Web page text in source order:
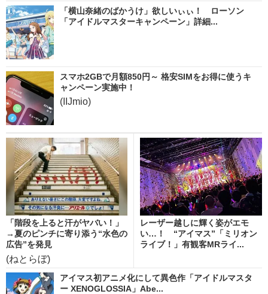
「横山奈緒のばかうけ」欲しいぃぃ！ ローソン
「アイドルマスターキャンペーン」詳細...
スマホ2GBで月額850円～ 格安SIMをお得に使うキ
ャンペーン実施中！
(IIJmio)
「階段を上ると汗がヤバい！」
→夏のピンチに寄り添う“水色の
広告”を発見
(ねとらぼ)
レーザー越しに輝く姿がエモ
い…！ “アイマス”「ミリオン
ライブ！」有観客MRライ...
アイマス初アニメ化にして異色作「アイドルマスタ
ー XENOGLOSSIA」Abe...